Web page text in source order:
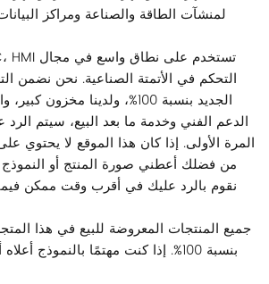
لمنشآت الطاقة والصناعة ومراكز
التحكم في الأتمتة الصناعية. نحن نضمن
الجديد بنسبة 100%، ولدينا
الدعم الفني وخدمة ما بعد البيع، سيتم
المرة الأولى. إذا كان هذا الموقع لا يحتوي
من فضلك أعطني صورة المنتج أو
نقوم بالرد عليك في أقرب وقت ممكن فيما
جميع المنتجات المعروضة للبيع في هذا
بنسبة 100%. إذا كنت مهتمًا بالنموذج